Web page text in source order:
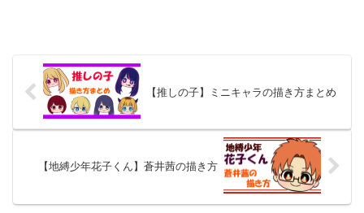
【推しの子】ミニキャラの描き方まとめ
【地縛少年花子くん】蒼井茜の描き方